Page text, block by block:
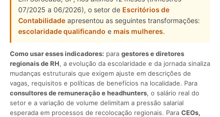
07/2025 a 06/2026), o setor de Escritórios de
Contabilidade apresentou as seguintes transformações:
escolaridade qualificando e mais mulheres.
Como usar esses indicadores: para gestores e diretores
regionais de RH, a evolução da escolaridade e da jornada sinaliza
mudanças estruturais que exigem ajuste em descrições de
vagas, requisitos e políticas de benefícios na localidade. Para
consultores de remuneração e headhunters, o salário real do
setor e a variação de volume delimitam a pressão salarial
esperada em processos de recolocação regionais. Para CEOs,